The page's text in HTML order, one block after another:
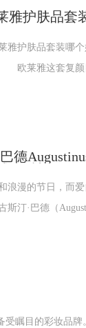
雅护肤品套
护肤品套装哪
欧莱雅这套复颜
德
浪漫的节日，而
斯汀·巴德（
瞩目的彩妆品